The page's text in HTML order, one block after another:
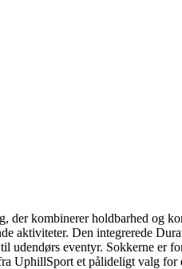
kombinerer holdbarhed og
aktiviteter. Den integrerede
udendørs eventyr. Sokkerne
UphillSport et pålideligt valg